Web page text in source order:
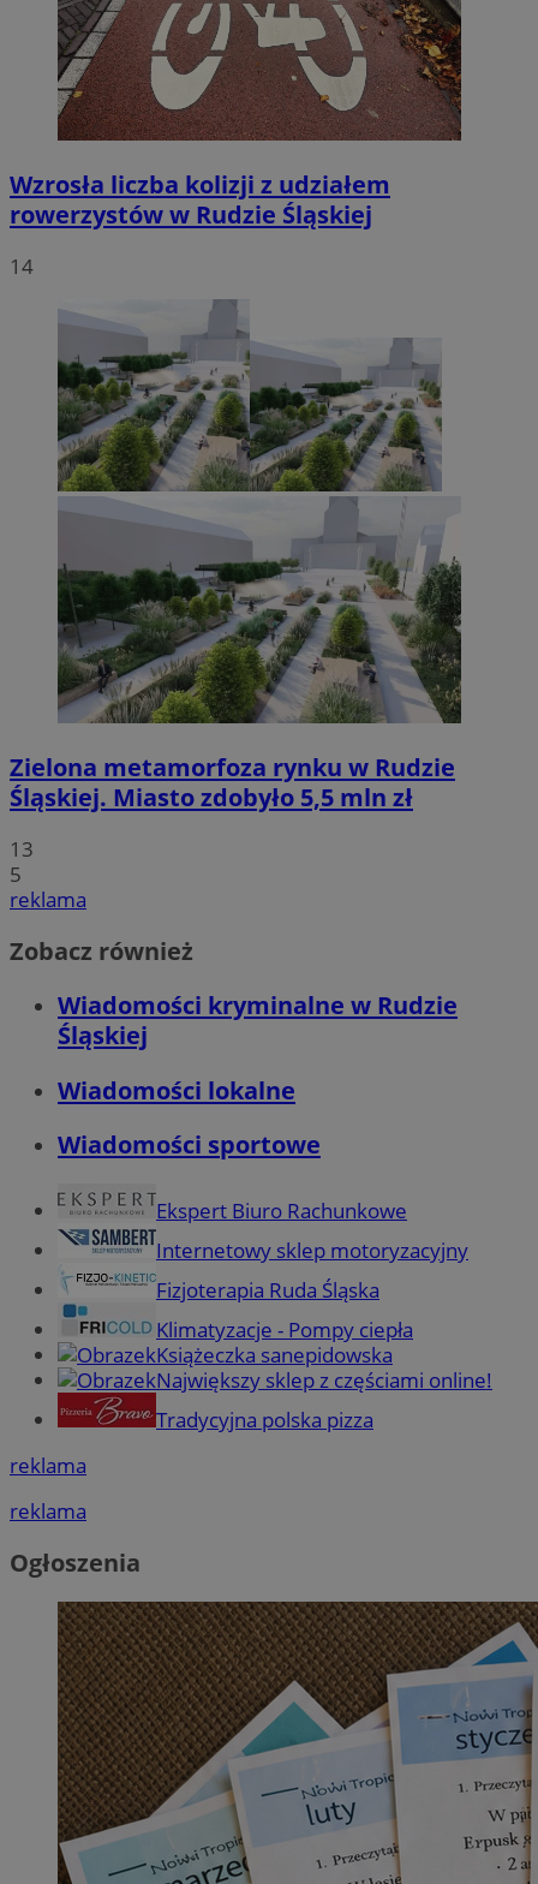
Wzrosła liczba kolizji z udziałem
rowerzystów w Rudzie Śląskiej
14
Zielona metamorfoza rynku w Rudzie
Śląskiej. Miasto zdobyło 5,5 mln zł
13
5
reklama
Zobacz również
Wiadomości kryminalne w Rudzie
Śląskiej
Wiadomości lokalne
Wiadomości sportowe
Ekspert Biuro Rachunkowe
Internetowy sklep motoryzacyjny
Fizjoterapia Ruda Śląska
Klimatyzacje - Pompy ciepła
Książeczka sanepidowska
Największy sklep z częściami online!
Tradycyjna polska pizza
reklama
reklama
Ogłoszenia